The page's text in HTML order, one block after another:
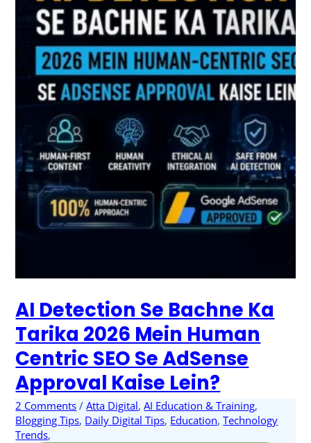
AI Detection Se Bachne Ka
Tarika 2026 Mein Human
Centric SEO Se AdSense
Approval Kaise Lein?
2 Comments /Atta Digital,AI Education & Training,
Blogging Tips, Daily Digital Tips, Education,Technology
Trends,
Human
Centric
AdSense
Approval
Kaise